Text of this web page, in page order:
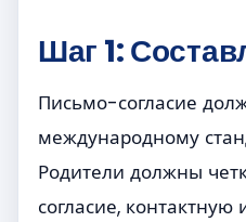
Шаг 1:
Письмо-согласие
международному
Родители должны
согласие,